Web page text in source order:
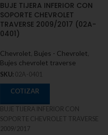
BUJE TIJERA INFERIOR CON
SOPORTE CHEVROLET
TRAVERSE 2009/2017 (02A-
0401)
Chevrolet Bujes - Chevrolet
Bujes chevrolet traverse
SKU: 02A-0401
COTIZAR
BUJE TIJERA INFERIOR CON
SOPORTE CHEVROLET TRAVERSE
2009/2017